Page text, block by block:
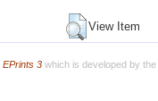
View Item
EPrints 3which is developed by the